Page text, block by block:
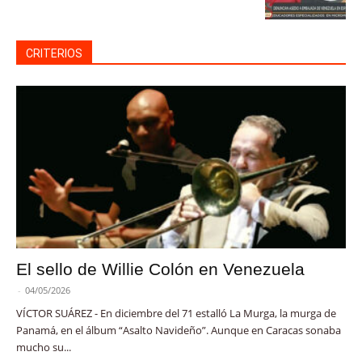
CRITERIOS
El sello de Willie Colón en Venezuela
- 04/05/2026
VÍCTOR SUÁREZ - En diciembre del 71 estalló La Murga, la murga de
Panamá, en el álbum “Asalto Navideño”. Aunque en Caracas sonaba
mucho su...